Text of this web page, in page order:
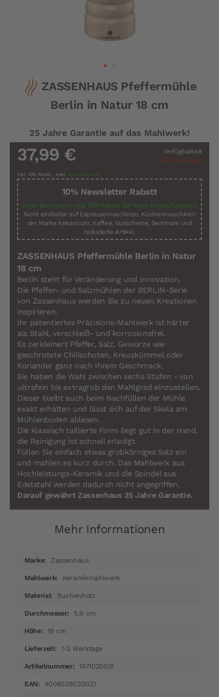
Anfang
ZASSENHAUS Pfeffermühle
Berlin in Natur 18 cm
25 Jahre Garantie auf das Mahlwerk!
Verfügbarkeit
Nicht auf Lager
37,99 €
Inkl. 19% MwSt. , exkl. Versandkosten
10% Newsletter Rabatt
Jetzt abonnieren und 10% Rabatt auf Ihren Einkauf sichern.
Nicht einlösbar auf Espressomaschinen, Küchenmaschinen
der Marke Ankarsrum, Kaffee, Gutscheine, Seminare und
reduzierte Artikel.
ZASSENHAUS Pfeffermühle Berlin in Natur
18 cm
Berlin steht für Veränderung und Innovation.
Die Pfeffer- und Salzmühlen der BERLIN-Serie
von Zassenhaus werden Sie zu neuen Kreationen
inspirieren.
Ihr patentiertes Präzisions-Mahlwerk ist härter
als Stahl, verschleiß- und korrosionsfrei.
Es zerkleinert Pfeffer, Salz, Gewürze wie
geschrotete Chilischoten, Kreuzkümmel oder
Koriander ganz nach Ihrem Geschmack.
Sie haben die Wahl zwischen sechs Stufen - von
ultrafein bis extragrob den Mahlgrad einzustellen.
Dieser bleibt auch beim Nachfüllen der Mühle
exakt erhalten und lässt sich auf der Skala am
Mühlenboden ablesen.
Die klassisch taillierte Form liegt gut in der Hand,
die Reinigung ist schnell erledigt.
Füllen Sie einfach etwas grobkörniges Salz ein
und mahlen es kurz durch. Das Mahlwerk aus
Hochleistungs-Keramik und die Spindel aus
Edelstahl werden dadurch nicht angegriffen.
Darauf gewährt Zassenhaus 25 Jahre Garantie.
Mehr Informationen
InformationenZassenhaus
Keramikmahlwerk
Buchenholz
5,9 cm
18 cm
1-2 Werktage
1471020021
4006528020021